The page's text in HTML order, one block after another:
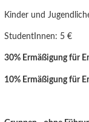
Kinder und
StudentInnen: 5 €
30% Ermäßigung für
10% Ermäßigung für